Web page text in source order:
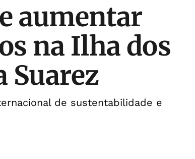
aumentar
na Ilha dos
Suarez
de sustentabilidade e